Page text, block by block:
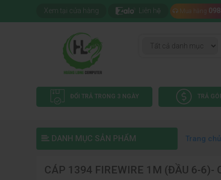
Xem tại cửa hàng Liên hệ Mua hàng
ĐỔI TRẢ TRONG 3 NGÀY TRẢ
DANH MỤC SẢN PHẨM Trang chủ
CÁP 1394 FIREWIRE 1M (ĐẦU 6-6)-